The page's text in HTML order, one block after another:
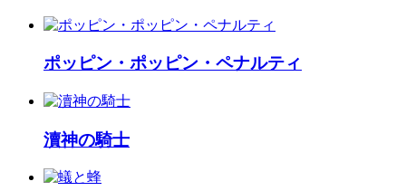
ポッピン・ポッピン・ペナルティ
瀆神の騎士